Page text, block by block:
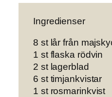
Ingredienser
8 st lår från
1 st flaska rödvin
2 st lagerblad
6 st timjankvistar
1 st rosmarinkvist